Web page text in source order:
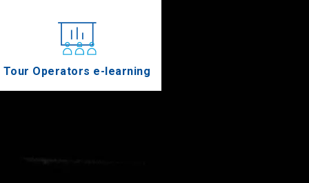
Tour Operators e-learning